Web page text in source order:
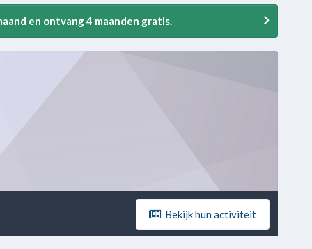
en ontvang 4 maanden gratis.
Bekijk hun activiteit